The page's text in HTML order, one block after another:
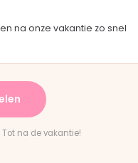
"Persoonlijk contact,
Rick · Bugaboo onderdeel
na onze vakantie zo snel
na de vakantie!